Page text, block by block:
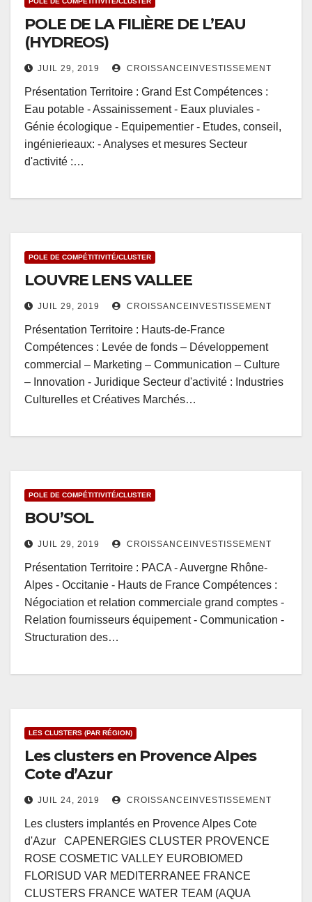
POLE DE LA FILIÈRE DE L’EAU
(HYDREOS)
JUIL 29, 2019 CROISSANCEINVESTISSEMENT
Présentation Territoire : Grand Est Compétences :
Eau potable - Assainissement - Eaux pluviales -
Génie écologique - Equipementier - Etudes, conseil,
ingénierieaux: - Analyses et mesures Secteur
d'activité :…
POLE DE COMPÉTITIVITÉ/CLUSTER
LOUVRE LENS VALLEE
JUIL 29, 2019 CROISSANCEINVESTISSEMENT
Présentation Territoire : Hauts-de-France
Compétences : Levée de fonds – Développement
commercial – Marketing – Communication – Culture
– Innovation - Juridique Secteur d'activité : Industries
Culturelles et Créatives Marchés…
POLE DE COMPÉTITIVITÉ/CLUSTER
BOU’SOL
JUIL 29, 2019 CROISSANCEINVESTISSEMENT
Présentation Territoire : PACA - Auvergne Rhône-
Alpes - Occitanie - Hauts de France Compétences :
Négociation et relation commerciale grand comptes -
Relation fournisseurs équipement - Communication -
Structuration des…
LES CLUSTERS (PAR RÉGION)
Les clusters en Provence Alpes
Cote d’Azur
JUIL 24, 2019 CROISSANCEINVESTISSEMENT
Les clusters implantés en Provence Alpes Cote
d'Azur CAPENERGIES CLUSTER PROVENCE
ROSE COSMETIC VALLEY EUROBIOMED
FLORISUD VAR MEDITERRANEE FRANCE
CLUSTERS FRANCE WATER TEAM (AQUA